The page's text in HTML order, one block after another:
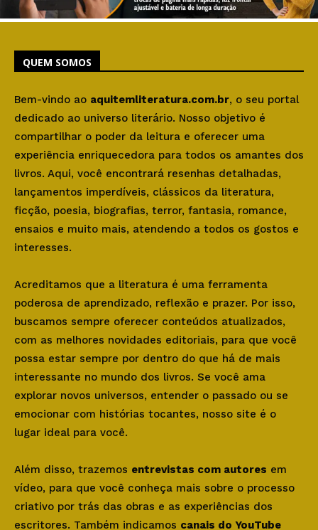
QUEM SOMOS
Bem-vindo ao aquitemliteratura.com.br, o seu portal
dedicado ao universo literário. Nosso objetivo é
compartilhar o poder da leitura e oferecer uma
experiência enriquecedora para todos os amantes dos
livros. Aqui, você encontrará resenhas detalhadas,
lançamentos imperdíveis, clássicos da literatura,
ficção, poesia, biografias, terror, fantasia, romance,
ensaios e muito mais, atendendo a todos os gostos e
interesses.
Acreditamos que a literatura é uma ferramenta
poderosa de aprendizado, reflexão e prazer. Por isso,
buscamos sempre oferecer conteúdos atualizados,
com as melhores novidades editoriais, para que você
possa estar sempre por dentro do que há de mais
interessante no mundo dos livros. Se você ama
explorar novos universos, entender o passado ou se
emocionar com histórias tocantes, nosso site é o
lugar ideal para você.
Além disso, trazemos entrevistas com autores em
vídeo, para que você conheça mais sobre o processo
criativo por trás das obras e as experiências dos
escritores. Também indicamos canais do YouTube